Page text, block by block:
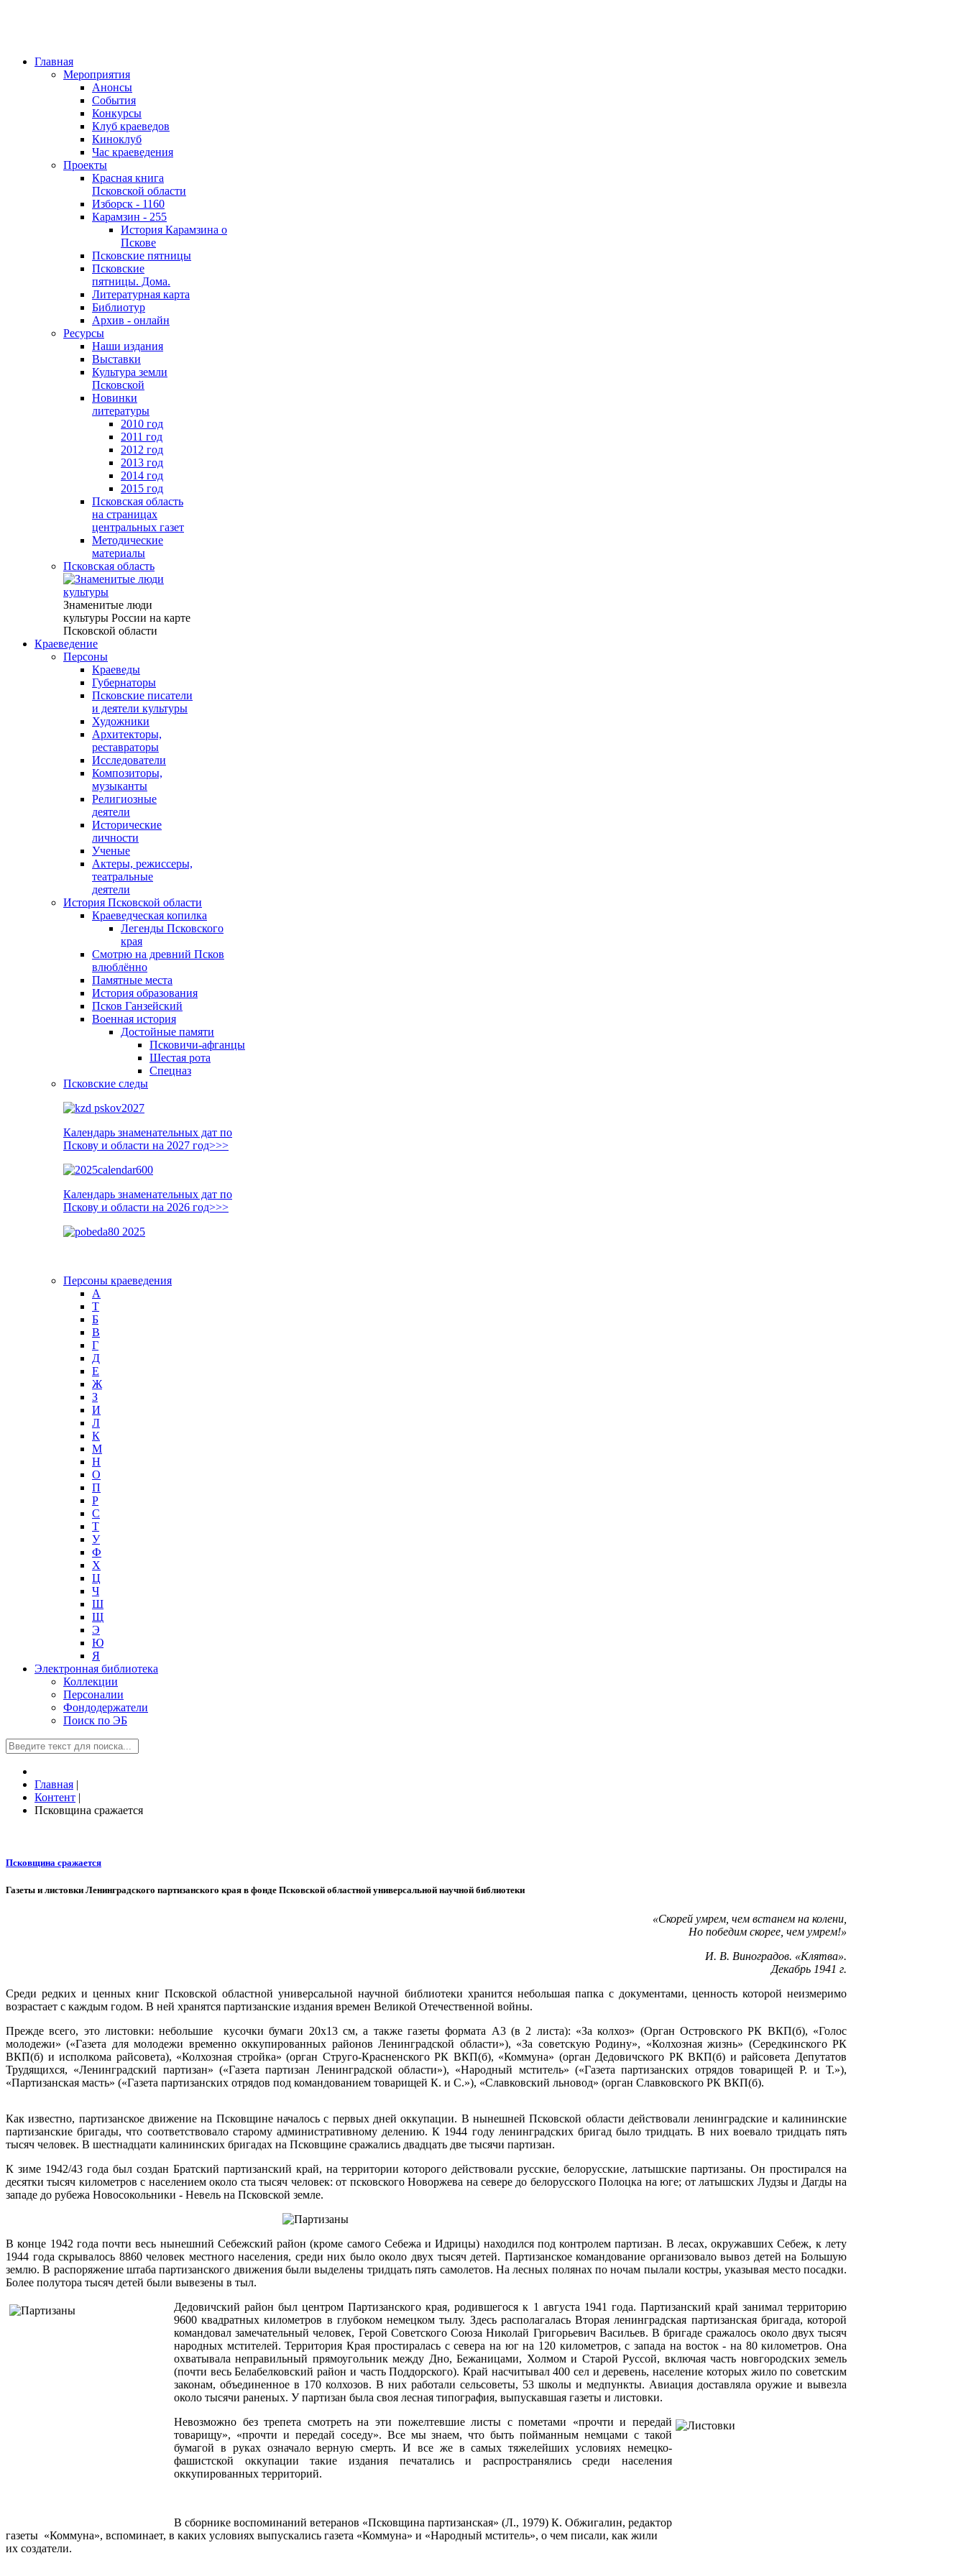
Главная
Мероприятия
Анонсы
События
Конкурсы
Клуб краеведов
Киноклуб
Час краеведения
Проекты
Красная книга
Псковской области
Изборск - 1160
Карамзин - 255
История Карамзина о
Пскове
Псковские пятницы
Псковские
пятницы. Дома.
Литературная карта
Библиотур
Архив - онлайн
Ресурсы
Наши издания
Выставки
Культура земли
Псковской
Новинки
литературы
2010 год
2011 год
2012 год
2013 год
2014 год
2015 год
Псковская область
на страницах
центральных газет
Методические
материалы
Псковская область
Знаменитые люди
культуры России на карте
Псковской области
Краеведение
Персоны
Краеведы
Губернаторы
Псковские писатели
и деятели культуры
Художники
Архитекторы,
реставраторы
Исследователи
Композиторы,
музыканты
Религиозные
деятели
Исторические
личности
Ученые
Актеры, режиссеры,
театральные
деятели
История Псковской области
Краеведческая копилка
Легенды Псковского
края
Смотрю на древний Псков
влюблённо
Памятные места
История образования
Псков Ганзейский
Военная история
Достойные памяти
Псковичи-афганцы
Шестая рота
Спецназ
Псковские следы
Календарь знаменательных дат по
Пскову и области на 2027 год>>>
Календарь знаменательных дат по
Пскову и области на 2026 год>>>
Персоны краеведения
А
T
Б
В
Г
Д
Е
Ж
З
И
Л
К
М
Н
О
П
Р
С
Т
У
Ф
Х
Ц
Ч
Ш
Щ
Э
Ю
Я
Электронная библиотека
Коллекции
Персоналии
Фондодержатели
Поиск по ЭБ
Главная |
Контент |
Псковщина сражается
Псковщина сражается
Газеты и листовки Ленинградского партизанского края в фонде Псковской областной универсальной научной библиотеки
«Скорей умрем, чем встанем на колени,
Но победим скорее, чем умрем!»
И. В. Виноградов. «Клятва».
Декабрь 1941 г.
Среди редких и ценных книг Псковской областной универсальной научной библиотеки хранится небольшая папка с документами, ценность которой неизмеримо
возрастает с каждым годом. В ней хранятся партизанские издания времен Великой Отечественной войны.
Прежде всего, это листовки: небольшие кусочки бумаги 20х13 см, а также газеты формата А3 (в 2 листа): «За колхоз» (Орган Островского РК ВКП(б), «Голос
молодежи» («Газета для молодежи временно оккупированных районов Ленинградской области»), «За советскую Родину», «Колхозная жизнь» (Середкинского РК
ВКП(б) и исполкома райсовета), «Колхозная стройка» (орган Струго-Красненского РК ВКП(б), «Коммуна» (орган Дедовичского РК ВКП(б) и райсовета Депутатов
Трудящихся, «Ленинградский партизан» («Газета партизан Ленинградской области»), «Народный мститель» («Газета партизанских отрядов товарищей Р. и Т.»),
«Партизанская масть» («Газета партизанских отрядов под командованием товарищей К. и С.»), «Славковский льновод» (орган Славковского РК ВКП(б).
Как известно, партизанское движение на Псковщине началось с первых дней оккупации. В нынешней Псковской области действовали ленинградские и калининские
партизанские бригады, что соответствовало старому административному делению. К 1944 году ленинградских бригад было тридцать. В них воевало тридцать пять
тысяч человек. В шестнадцати калининских бригадах на Псковщине сражались двадцать две тысячи партизан.
К зиме 1942/43 года был создан Братский партизанский край, на территории которого действовали русские, белорусские, латышские партизаны. Он простирался на
десятки тысяч километров с населением около ста тысяч человек: от псковского Новоржева на севере до белорусского Полоцка на юге; от латышских Лудзы и Дагды на
западе до рубежа Новосокольники - Невель на Псковской земле.
В конце 1942 года почти весь нынешний Себежский район (кроме самого Себежа и Идрицы) находился под контролем партизан. В лесах, окружавших Себеж, к лету
1944 года скрывалось 8860 человек местного населения, среди них было около двух тысяч детей. Партизанское командование организовало вывоз детей на Большую
землю. В распоряжение штаба партизанского движения были выделены тридцать пять самолетов. На лесных полянах по ночам пылали костры, указывая место посадки.
Более полутора тысяч детей были вывезены в тыл.
Дедовичский район был центром Партизанского края, родившегося к 1 августа 1941 года. Партизанский край занимал территорию
9600 квадратных километров в глубоком немецком тылу. Здесь располагалась Вторая ленинградская партизанская бригада, которой
командовал замечательный человек, Герой Советского Союза Николай Григорьевич Васильев. В бригаде сражалось около двух тысяч
народных мстителей. Территория Края простиралась с севера на юг на 120 километров, с запада на восток - на 80 километров. Она
охватывала неправильный прямоугольник между Дно, Бежаницами, Холмом и Старой Руссой, включая часть новгородских земель
(почти весь Белабелковский район и часть Поддорского). Край насчитывал 400 сел и деревень, население которых жило по советским
законам, объединенное в 170 колхозов. В них работали сельсоветы, 53 школы и медпункты. Авиация доставляла оружие и вывезла
около тысячи раненых. У партизан была своя лесная типография, выпускавшая газеты и листовки.
Невозможно без трепета смотреть на эти пожелтевшие листы с пометами «прочти и передай
товарищу», «прочти и передай соседу». Все мы знаем, что быть пойманным немцами с такой
бумагой в руках означало верную смерть. И все же в самых тяжелейших условиях немецко-
фашистской оккупации такие издания печатались и распространялись среди населения
оккупированных территорий.
В сборнике воспоминаний ветеранов «Псковщина партизанская» (Л., 1979) К. Обжигалин, редактор
газеты «Коммуна», вспоминает, в каких условиях выпускались газета «Коммуна» и «Народный мститель», о чем писали, как жили
их создатели.